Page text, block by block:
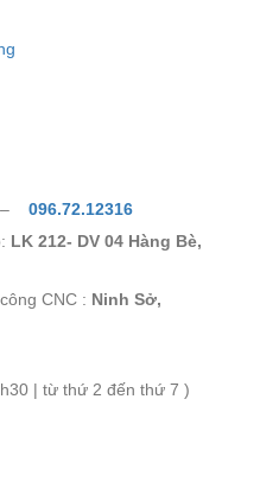
096.72.12316
LK 212- DV 04 Hàng Bè,
CNC : Ninh Sở,
| từ thứ 2 đến thứ 7 )